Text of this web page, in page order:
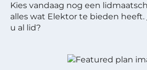
Kies vandaag nog een
alles wat Elektor te bieden heeft.
u al lid?